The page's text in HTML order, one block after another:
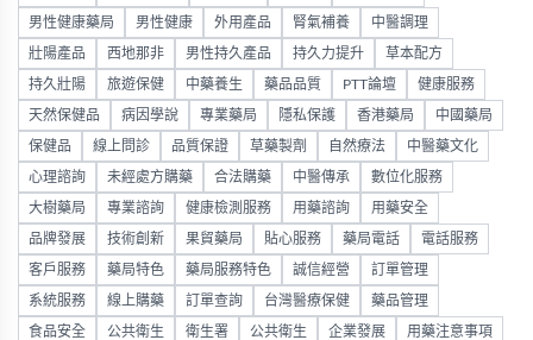
男性健康藥局 男性健康 外用產品 腎氣補養 中醫調理
壯陽產品 西地那非 男性持久產品 持久力提升 草本配方
持久壯陽 旅遊保健 中藥養生 藥品品質 PTT論壇 健康服務
天然保健品 病因學說 專業藥局 隱私保護 香港藥局 中國藥局
保健品 線上問診 品質保證 草藥製劑 自然療法 中醫藥文化
心理諮詢 未經處方購藥 合法購藥 中醫傳承 數位化服務
大樹藥局 專業諮詢 健康檢測服務 用藥諮詢 用藥安全
品牌發展 技術創新 果貿藥局 貼心服務 藥局電話 電話服務
客戶服務 藥局特色 藥局服務特色 誠信經營 訂單管理
系統服務 線上購藥 訂單查詢 台灣醫療保健 藥品管理
食品安全 公共衛生 衛生署 公共衛生 企業發展 用藥注意事項